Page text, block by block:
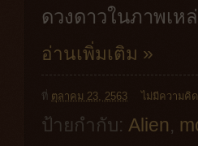
ดวงดาวในภาพเ
อ่านเพิ่มเติม »
ที่ ตุลาคม 23, 2563 ไม่มีความคิ
ป้ายกำกับ: Alien,